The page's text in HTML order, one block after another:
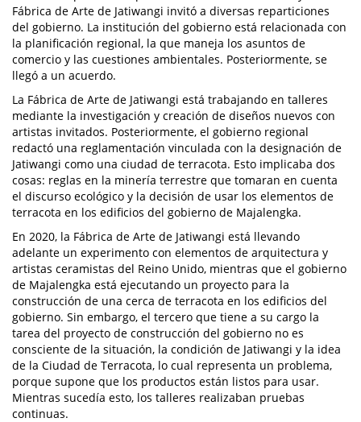
Fábrica de Arte de Jatiwangi invitó a diversas reparticiones
del gobierno. La institución del gobierno está relacionada con
la planificación regional, la que maneja los asuntos de
comercio y las cuestiones ambientales. Posteriormente, se
llegó a un acuerdo.
La Fábrica de Arte de Jatiwangi está trabajando en talleres
mediante la investigación y creación de diseños nuevos con
artistas invitados. Posteriormente, el gobierno regional
redactó una reglamentación vinculada con la designación de
Jatiwangi como una ciudad de terracota. Esto implicaba dos
cosas: reglas en la minería terrestre que tomaran en cuenta
el discurso ecológico y la decisión de usar los elementos de
terracota en los edificios del gobierno de Majalengka.
En 2020, la Fábrica de Arte de Jatiwangi está llevando
adelante un experimento con elementos de arquitectura y
artistas ceramistas del Reino Unido, mientras que el gobierno
de Majalengka está ejecutando un proyecto para la
construcción de una cerca de terracota en los edificios del
gobierno. Sin embargo, el tercero que tiene a su cargo la
tarea del proyecto de construcción del gobierno no es
consciente de la situación, la condición de Jatiwangi y la idea
de la Ciudad de Terracota, lo cual representa un problema,
porque supone que los productos están listos para usar.
Mientras sucedía esto, los talleres realizaban pruebas
continuas.